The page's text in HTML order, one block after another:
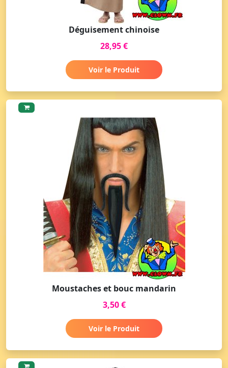
Déguisement chinoise
28,95 €
Voir le Produit
Moustaches et bouc mandarin
3,50 €
Voir le Produit